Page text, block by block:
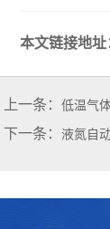
本文链接地址
上一条： 低温气
下一条： 液氮自